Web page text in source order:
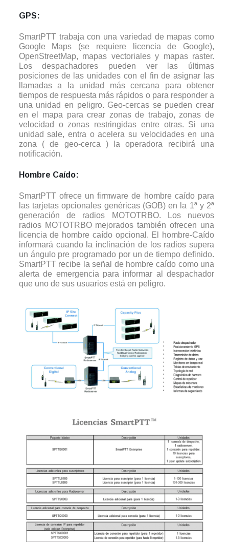
GPS:
SmartPTT trabaja con una variedad de mapas como
Google Maps (se requiere licencia de Google),
OpenStreetMap, mapas vectoriales y mapas raster.
Los despachadores pueden ver las últimas
posiciones de las unidades con el fin de asignar las
llamadas a la unidad más cercana para obtener
tiempos de respuesta más rápidos o para responder a
una unidad en peligro. Geo-cercas se pueden crear
en el mapa para crear zonas de trabajo, zonas de
velocidad o zonas restringidas entre otras. Si una
unidad sale, entra o acelera su velocidades en una
zona ( de geo-cerca ) la operadora recibirá una
notificación.
Hombre Caído:
SmartPTT ofrece un firmware de hombre caído para
las tarjetas opcionales genéricas (GOB) en la 1ª y 2ª
generación de radios MOTOTRBO. Los nuevos
radios MOTOTRBO mejorados también ofrecen una
licencia de hombre caído opcional. El hombre-Caído
informará cuando la inclinación de los radios supera
un ángulo pre programado por un de tiempo definido.
SmartPTT recibe la señal de hombre caído como una
alerta de emergencia para informar al despachador
que uno de sus usuarios está en peligro.